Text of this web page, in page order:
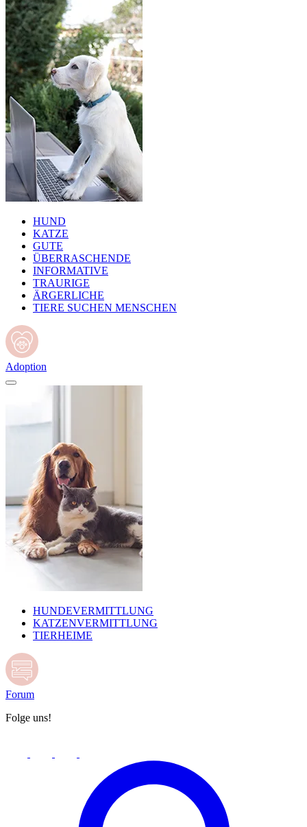
HUND
KATZE
GUTE
ÜBERRASCHENDE
INFORMATIVE
TRAURIGE
ÄRGERLICHE
TIERE SUCHEN MENSCHEN
Adoption
HUNDEVERMITTLUNG
KATZENVERMITTLUNG
TIERHEIME
Forum
Folge uns!